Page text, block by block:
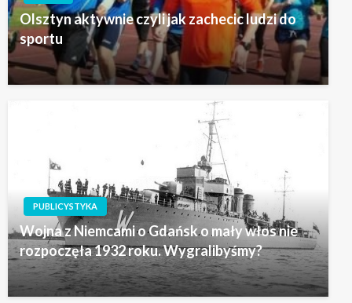
Olsztyn aktywnie czyli jak zachecic ludzi do
sportu
PUBLICYSTYKA
Wojna z Niemcami o Gdańsk o mały włos nie
rozpoczęła 1932 roku. Wygralibyśmy?